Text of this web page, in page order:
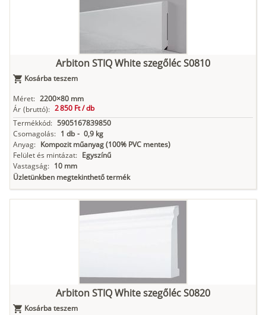
Arbiton STIQ White szegőléc S0810
Kosárba teszem
Méret: 2200×80 mm
Ár (bruttó): 2 850 Ft /db
Termékkód: 5905167839850
Csomagolás: 1 db - 0,9 kg
Anyag: Kompozit műanyag (100% PVC mentes)
Felület és mintázat: Egyszínű
Vastagság: 10 mm
Üzletünkben megtekinthető termék
Arbiton STIQ White szegőléc S0820
Kosárba teszem